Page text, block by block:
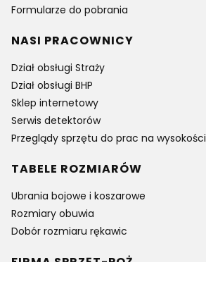
Formularze do pobrania
NASI PRACOWNICY
Dział obsługi Straży
Dział obsługi BHP
Sklep internetowy
Serwis detektorów
Przeglądy sprzętu do prac na wysokości
TABELE ROZMIARÓW
Ubrania bojowe i koszarowe
Rozmiary obuwia
Dobór rozmiaru rękawic
FIRMA SPRZĘT-POŻ